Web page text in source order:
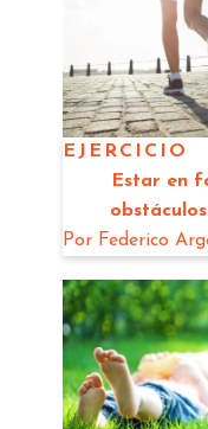
EJERCICIO
Estar en
Por Federico